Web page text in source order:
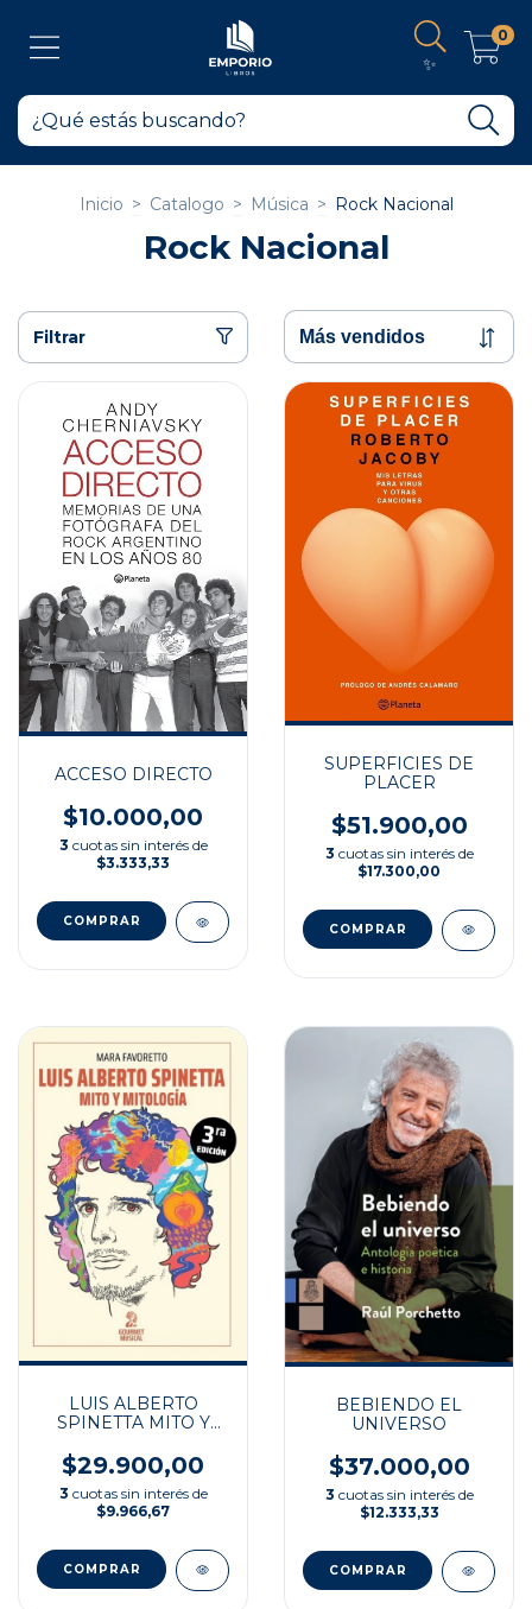
✨
0
Inicio > Catalogo > Música > Rock Nacional
Rock Nacional
Filtrar
ACCESO DIRECTO
$10.000,00
3 cuotas sin interés de
$3.333,33
SUPERFICIES DE
PLACER
$51.900,00
3 cuotas sin interés de
$17.300,00
LUIS ALBERTO
SPINETTA MITO Y
$29.900,00
3 cuotas sin interés de
$9.966,67
BEBIENDO EL
UNIVERSO
$37.000,00
3 cuotas sin interés de
$12.333,33